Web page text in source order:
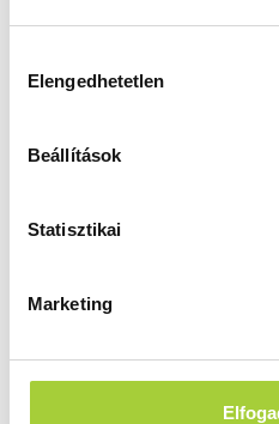
kiválasztása
Elengedhetetlen
Beállítások
Statisztikai
Marketing
Lehetősége van a
Növeld tovább a
lehetővé teszi az
megjelenítését az